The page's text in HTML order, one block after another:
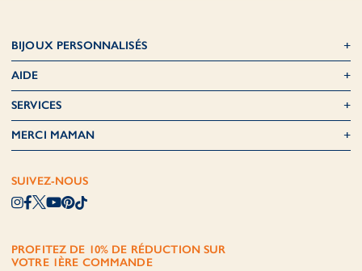
BIJOUX PERSONNALISÉS
AIDE
SERVICES
MERCI MAMAN
SUIVEZ-NOUS
PROFITEZ DE 10% DE RÉDUCTION SUR
VOTRE 1ÈRE COMMANDE